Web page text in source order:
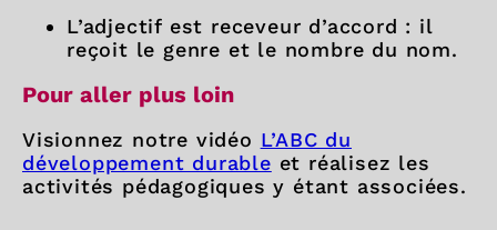
L’adjectif est receveur d’accord : il
reçoit le genre et le nombre du nom.
Pour aller plus loin
Visionnez notre vidéo L’ABC du
développement durable et réalisez les
activités pédagogiques y étant associées.